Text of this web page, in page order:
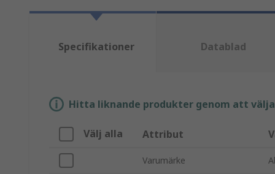
Specifikationer Datablad
Hitta liknande produkter genom att
Välj alla Attribut
Varumärke